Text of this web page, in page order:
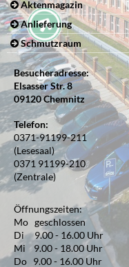
Aktenmagazin
Anlieferung
Schmutzraum
Besucheradresse:
Elsasser Str. 8
09120 Chemnitz
Telefon:
0371-91199-211
(Lesesaal)
0371 91199-210
(Zentrale)
Öffnungszeiten:
Mo geschlossen
Di 9.00 - 16.00 Uhr
Mi 9.00 - 18.00 Uhr
Do 9.00 - 16.00 Uhr